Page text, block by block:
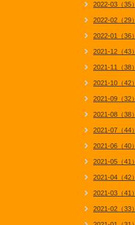
2022-03（35）
2022-02（29）
2022-01（36）
2021-12（43）
2021-11（38）
2021-10（42）
2021-09（32）
2021-08（38）
2021-07（44）
2021-06（40）
2021-05（41）
2021-04（42）
2021-03（41）
2021-02（33）